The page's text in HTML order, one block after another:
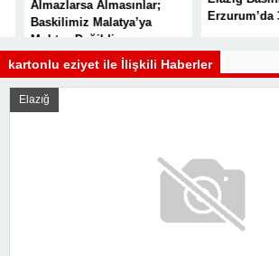
Almazlarsa Almasınlar;
Baskilimiz Malatya’ya
Muhtaç Değildir
Erzurum’da
kartonlu eziyet ile İlişkili Haberler
Elazığ